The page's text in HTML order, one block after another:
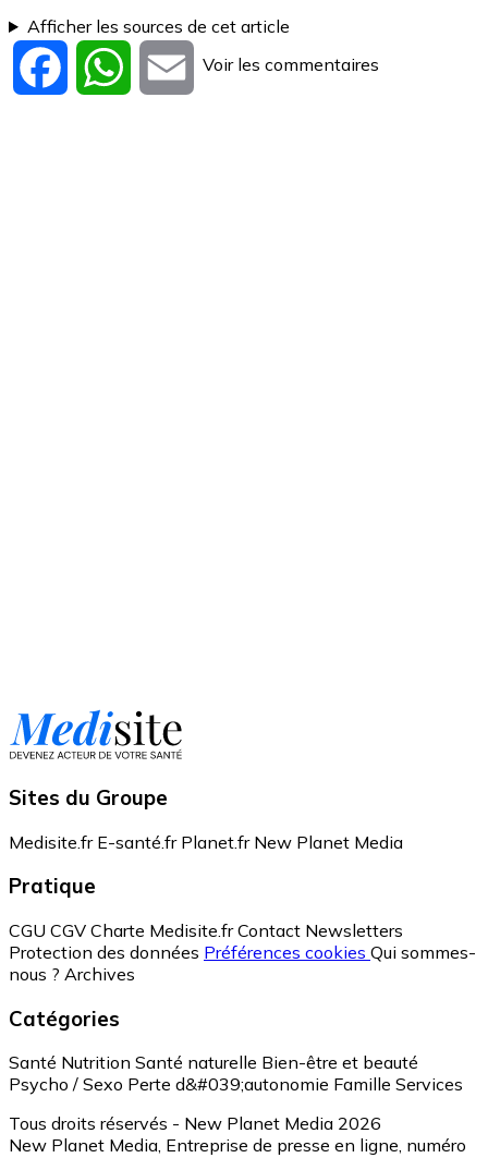
Afficher les sources de cet article
Facebook WhatsApp
Email
Voir les commentaires
Sites du Groupe
Medisite.fr E-santé.fr Planet.fr New Planet Media
Pratique
CGU CGV Charte Medisite.fr Contact Newsletters
Protection des données Préférences cookies Qui sommes-
nous ? Archives
Catégories
Santé Nutrition Santé naturelle Bien-être et beauté
Psycho / Sexo Perte d&#039;autonomie Famille Services
Tous droits réservés - New Planet Media 2026
New Planet Media, Entreprise de presse en ligne, numéro